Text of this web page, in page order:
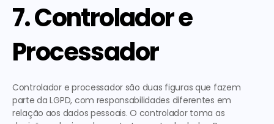
7. Controlador e
Processador
Controlador e processador são duas figuras que fazem
parte da LGPD, com responsabilidades diferentes em
relação aos dados pessoais. O controlador toma as